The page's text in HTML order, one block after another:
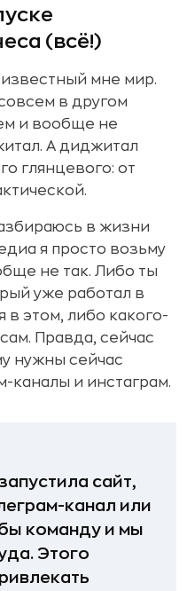
(всё!)
мне мир.
в другом
и вообще не
А диджитал
глянцевого: от
в жизни
я просто возьму
не так. Либо ты
уже работал в
в этом, либо какого-
Правда, сейчас
нужны сейчас
каналы и инстаграм.
сайт,
канал или
команду и мы
Этого